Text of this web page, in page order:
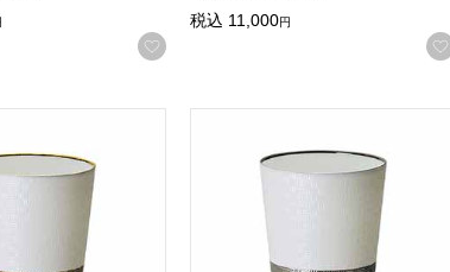
お気に入りに登録する
税込 11,000円
い。